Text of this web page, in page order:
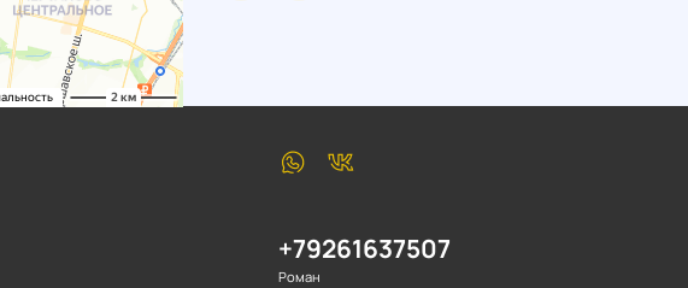
+79261637507
Роман